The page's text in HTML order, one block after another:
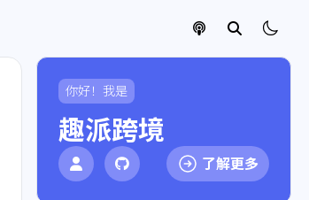
你好！我是
趣派跨境
了解更多